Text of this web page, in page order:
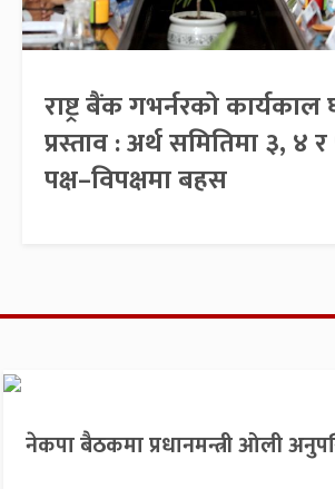
राष्ट्र बैंक गभर्नरको
प्रस्ताव : अर्थ समितिमा ३, ४
पक्ष–विपक्षमा बहस
नेकपा बैठकमा प्रधानमन्त्री ओली